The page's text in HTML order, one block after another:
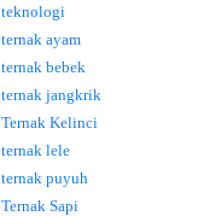
teknologi
ternak ayam
ternak bebek
ternak jangkrik
Ternak Kelinci
ternak lele
ternak puyuh
Ternak Sapi